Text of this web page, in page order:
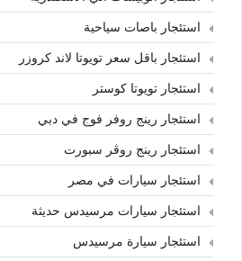
استئجار باصات سياحية
استئجار باقل سعر تويوتا لاند كروزر
استئجار تويوتا كوستر
استئجار رينج روفر فوج في دبي
استئجار رينج روڤر سبورت
استئجار سيارات في مصر
استئجار سيارات مرسيدس حديثة
استئجار سيارة مرسيدس